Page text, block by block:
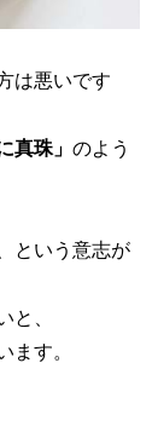
は悪いです
真珠」 のよう
という意志が
、
す。